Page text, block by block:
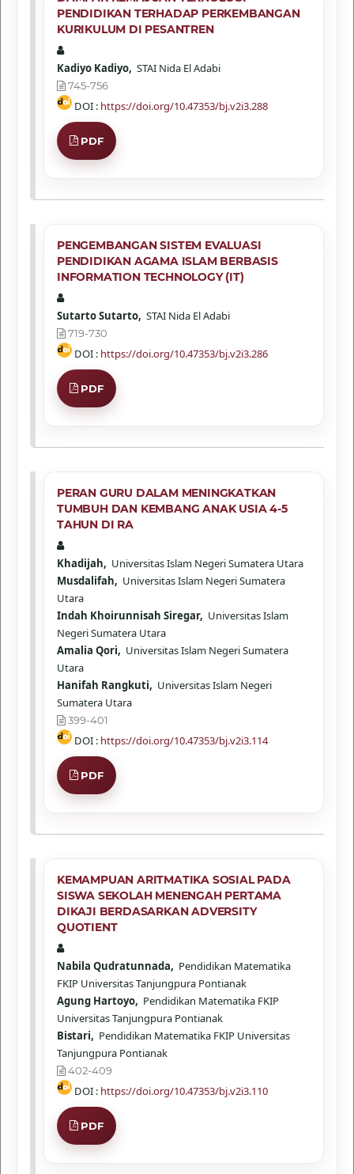
PENDIDIKAN TERHADAP PERKEMBANGAN
KURIKULUM DI PESANTREN
Kadiyo Kadiyo, STAI Nida El Adabi
745-756
DOI : https://doi.org/10.47353/bj.v2i3.288
PDF
PENGEMBANGAN SISTEM EVALUASI
PENDIDIKAN AGAMA ISLAM BERBASIS
INFORMATION TECHNOLOGY (IT)
Sutarto Sutarto, STAI Nida El Adabi
719-730
DOI : https://doi.org/10.47353/bj.v2i3.286
PDF
PERAN GURU DALAM MENINGKATKAN
TUMBUH DAN KEMBANG ANAK USIA 4-5
TAHUN DI RA
Khadijah, Universitas Islam Negeri Sumatera Utara
Musdalifah, Universitas Islam Negeri Sumatera
Utara
Indah Khoirunnisah Siregar, Universitas Islam
Negeri Sumatera Utara
Amalia Qori, Universitas Islam Negeri Sumatera
Utara
Hanifah Rangkuti, Universitas Islam Negeri
Sumatera Utara
399-401
DOI : https://doi.org/10.47353/bj.v2i3.114
PDF
KEMAMPUAN ARITMATIKA SOSIAL PADA
SISWA SEKOLAH MENENGAH PERTAMA
DIKAJI BERDASARKAN ADVERSITY
QUOTIENT
Nabila Qudratunnada, Pendidikan Matematika
FKIP Universitas Tanjungpura Pontianak
Agung Hartoyo, Pendidikan Matematika FKIP
Universitas Tanjungpura Pontianak
Bistari, Pendidikan Matematika FKIP Universitas
Tanjungpura Pontianak
402-409
DOI : https://doi.org/10.47353/bj.v2i3.110
PDF